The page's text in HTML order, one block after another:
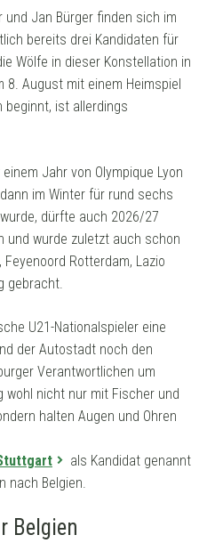
und Jan Bürger finden sich im
bereits drei Kandidaten für
Wölfe in dieser Konstellation in
8. August mit einem Heimspiel
beginnt, ist allerdings
Jahr von Olympique Lyon
im Winter für rund sechs
dürfte auch 2026/27
und wurde zuletzt auch schon
Rotterdam, Lazio
gebracht.
U21-Nationalspieler eine
der Autostadt noch den
Verantwortlichen um
wohl nicht nur mit Fischer und
halten Augen und Ohren
als Kandidat genannt
nach Belgien.
Belgien